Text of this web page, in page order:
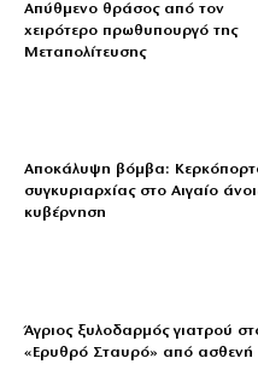
Απύθμενο θράσος από τον
χειρότερο πρωθυπουργό της
Μεταπολίτευσης
Αποκάλυψη βόμβα:
συγκυριαρχίας στο Αιγαίο
κυβέρνηση
Άγριος ξυλοδαρμός γιατρού
«Ερυθρό Σταυρό» από ασθενή